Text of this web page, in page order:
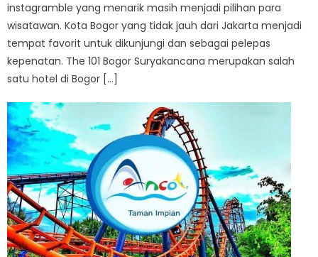
instagramble yang menarik masih menjadi pilihan para
wisatawan. Kota Bogor yang tidak jauh dari Jakarta menjadi
tempat favorit untuk dikunjungi dan sebagai pelepas
kepenatan. The 101 Bogor Suryakancana merupakan salah
satu hotel di Bogor […]